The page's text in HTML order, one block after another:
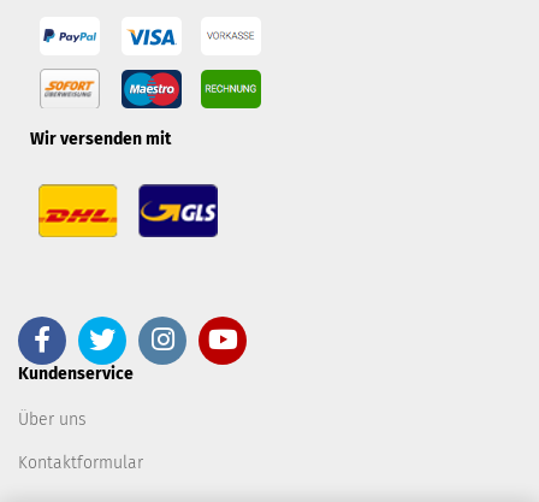
Wir versenden mit
Kundenservice
Über uns
Kontaktformular